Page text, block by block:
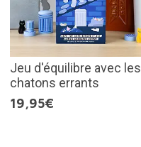
Jeu d'équilibre avec les
chatons errants
19,95€